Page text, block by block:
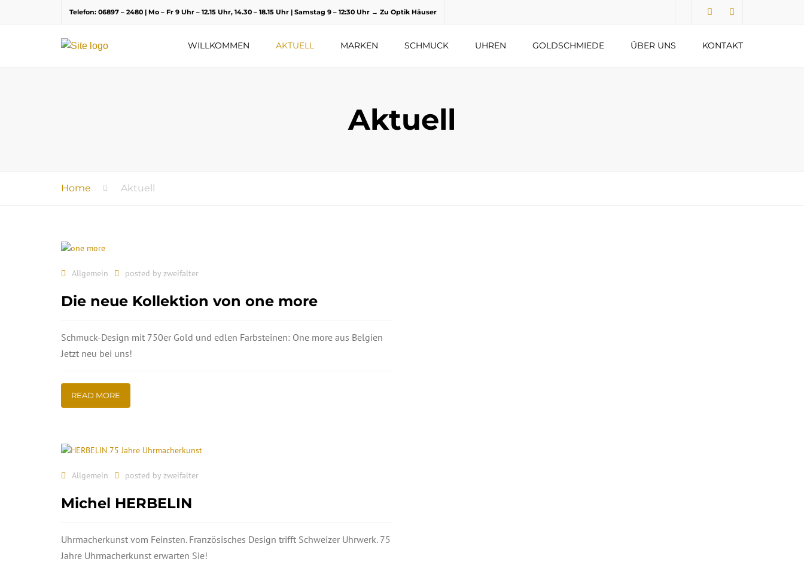
Telefon: 06897 – 2480 | Mo – Fr 9 Uhr – 12.15 Uhr, 14.30 – 18.15 Uhr | Samstag 9 – 12:30 Uhr → Zu Optik Häuser
Submit
WILLKOMMEN AKTUELL MARKEN SCHMUCK UHREN GOLDSCHMIEDE ÜBER UNS KONTAKT
Aktuell
Home Aktuell
Allgemein posted by zweifalter
Die neue Kollektion von one more
Schmuck-Design mit 750er Gold und edlen Farbsteinen: One more aus Belgien
Jetzt neu bei uns!
READ MORE
Allgemein posted by zweifalter
Michel HERBELIN
Uhrmacherkunst vom Feinsten. Französisches Design trifft Schweizer Uhrwerk. 75
Jahre Uhrmacherkunst erwarten Sie!